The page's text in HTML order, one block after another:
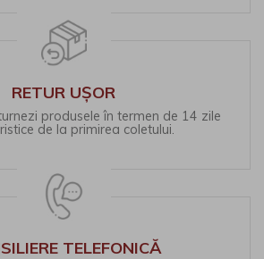
RETUR UȘOR
produsele în termen de 14 zile
de la primirea coletului.
TELEFONICĂ